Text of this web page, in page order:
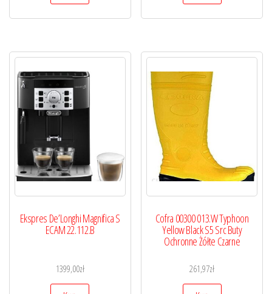
Ekspres De’Longhi Magnifica S
ECAM 22.112.B
1399,00zł
Cofra 00300 013.W Typhoon
Yellow Black S5 Src Buty
Ochronne Żółte Czarne
261,97zł